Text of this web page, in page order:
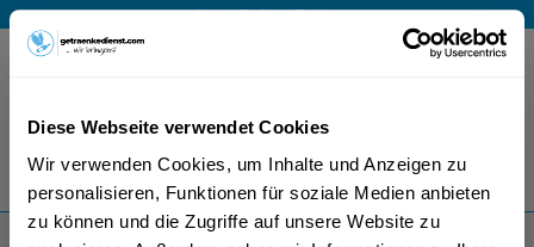
Diese Webseite verwendet Cookies
Wir verwenden Cookies, um Inhalte und Anzeigen zu
personalisieren, Funktionen für soziale Medien anbieten
zu können und die Zugriffe auf unsere Website zu
Mo – Fr 9 – 17 Uhr
Menü
Bestellung widerrufen
Es gilt unsere Datenschutzerklärung